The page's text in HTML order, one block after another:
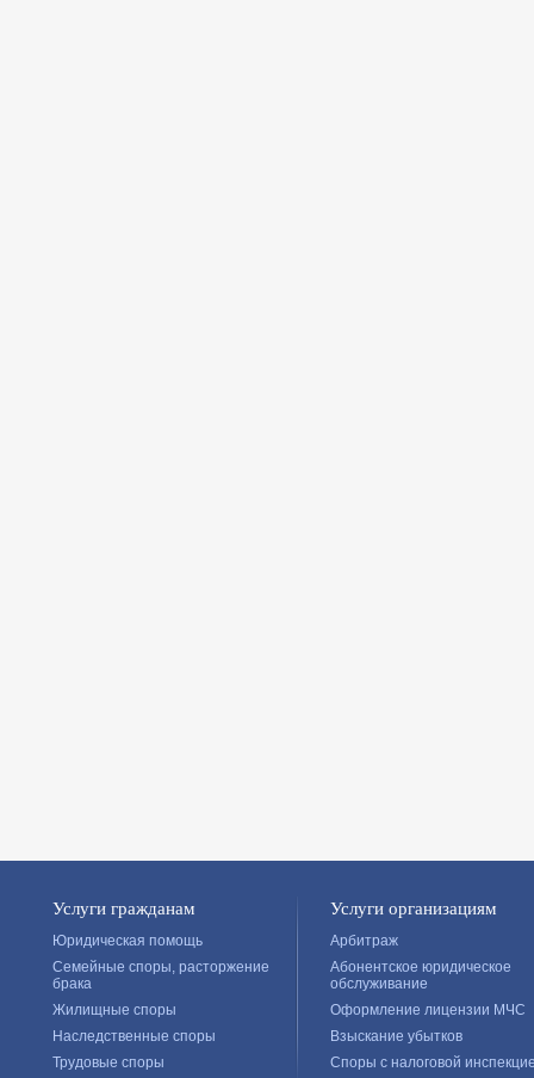
Услуги гражданам
Юридическая помощь
Семейные споры, расторжение
брака
Жилищные споры
Наследственные споры
Трудовые споры
Услуги организациям
Арбитраж
Абонентское юридическое
обслуживание
Оформление лицензии МЧС
Взыскание убытков
Споры с налоговой